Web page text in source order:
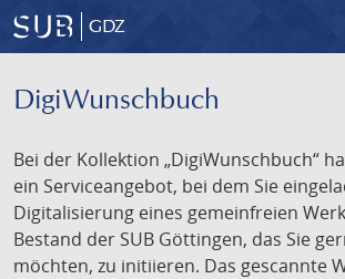
GDZ
DigiWunschbuch
Bei der Kollektion „DigiWunschbuch“
ein Serviceangebot, bei dem Sie
Digitalisierung eines gemeinfreien
Bestand der SUB Göttingen, das Sie
möchten, zu initiieren. Das gescannte